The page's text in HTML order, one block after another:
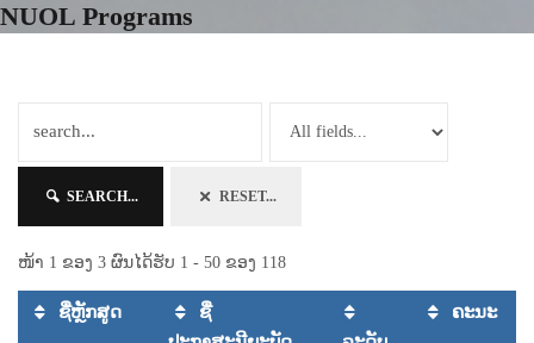
NUOL Programs
SEARCH... RESET...
ໜ້າ 1 ຂອງ 3 ຜົນໄດ້ຮັບ 1 - 50 ຂອງ 118
ຊື່ຫຼັກສູດ
ຊື່
ຄະນະ